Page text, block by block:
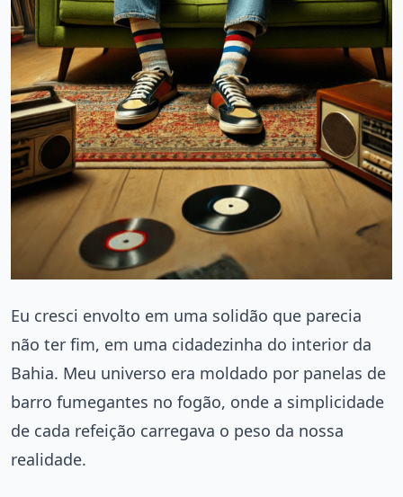
Eu cresci envolto em uma solidão que parecia
não ter fim, em uma cidadezinha do interior da
Bahia. Meu universo era moldado por panelas de
barro fumegantes no fogão, onde a simplicidade
de cada refeição carregava o peso da nossa
realidade.